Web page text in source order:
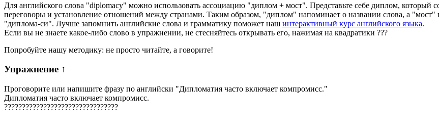
Для английского слова "diplomacy" можно использовать ассоциацию "диплом + мост". Представьте себе диплом, который
переговоры и установление отношений между странами. Таким образом, "диплом" напоминает о названии слова, а
"диплома-си". Лучше запомнить английские слова и грамматику поможет наш интерактивный курс английского языка.
Если вы не знаете какое-либо слово в упражнении, не стесняйтесь открывать его, нажимая на квадратики ???
Попробуйте нашу методику: не просто читайте, а говорите!
Упражнение ↑
Проговорите или напишите фразу по английски "Дипломатия часто включает компромисс."
Дипломатия часто включает компромисс.
????????????????????????????????